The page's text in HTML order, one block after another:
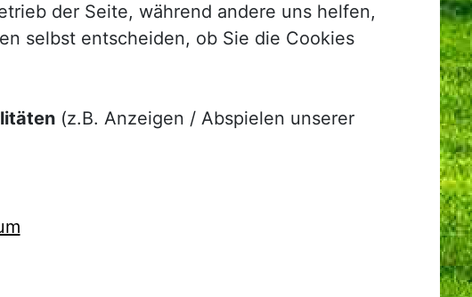
der Seite, während andere uns helfen,
selbst entscheiden, ob Sie die Cookies
(z.B. Anzeigen / Abspielen unserer